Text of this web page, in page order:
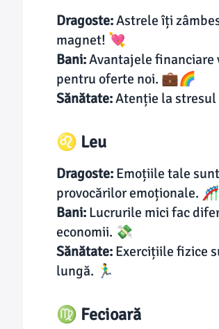
Dragoste:Astrele îți
magnet! 💘
Bani:Avantajele financiare
pentru oferte noi. 💼🌈
Sănătate:Atenție la stresul
♌ Leu
Dragoste: Emoțiile tale
provocărilor emoționale.
Bani: Lucrurile mici fac
economii. 💸
Sănătate: Exercițiile fizice
lungă. 🏃‍♂️
♍ Fecioară